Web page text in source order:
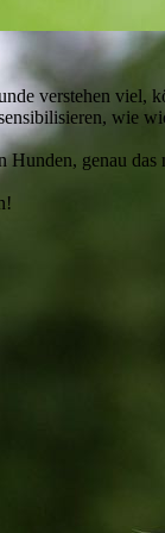
verstehen viel,
wie
Hunden, genau